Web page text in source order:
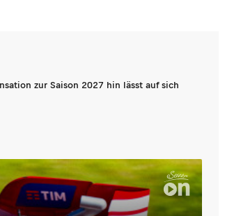
zur Saison 2027 hin lässt auf sich